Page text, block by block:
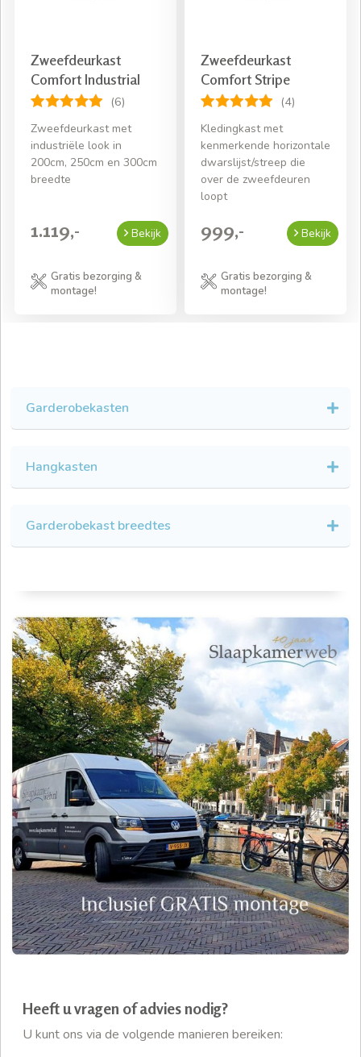
Heeft u vragen of advies nodig?
U kunt ons via de volgende manieren bereiken:
Zweefdeurkast
Comfort Industrial
(6)
Zweefdeurkast met
industriële look in
200cm, 250cm en 300cm
breedte
1.119,- Bekijk
Gratis bezorging &
montage!
Zweefdeurkast
Comfort Stripe
(4)
Kledingkast met
kenmerkende horizontale
dwarslijst/streep die
over de zweefdeuren
loopt
999,- Bekijk
Gratis bezorging &
montage!
Garderobekasten
Hangkasten
Garderobekast breedtes